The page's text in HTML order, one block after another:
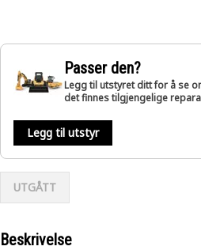
Passer den?
Legg til utstyret ditt for å se
det finnes tilgjengelige
Legg til utstyr
UTGÅTT
Beskrivelse